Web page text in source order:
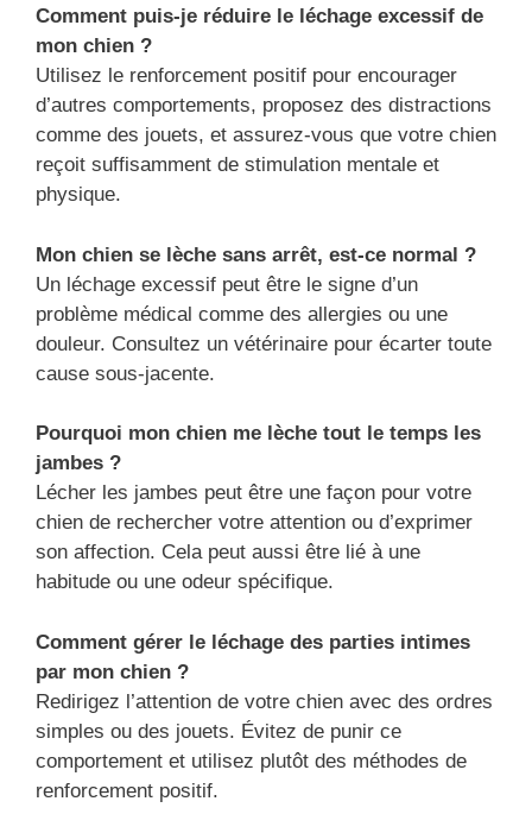
Comment puis-je réduire le léchage excessif de
mon chien ?
Utilisez le renforcement positif pour encourager
d’autres comportements, proposez des distractions
comme des jouets, et assurez-vous que votre chien
reçoit suffisamment de stimulation mentale et
physique.
Mon chien se lèche sans arrêt, est-ce normal ?
Un léchage excessif peut être le signe d’un
problème médical comme des allergies ou une
douleur. Consultez un vétérinaire pour écarter toute
cause sous-jacente.
Pourquoi mon chien me lèche tout le temps les
jambes ?
Lécher les jambes peut être une façon pour votre
chien de rechercher votre attention ou d’exprimer
son affection. Cela peut aussi être lié à une
habitude ou une odeur spécifique.
Comment gérer le léchage des parties intimes
par mon chien ?
Redirigez l’attention de votre chien avec des ordres
simples ou des jouets. Évitez de punir ce
comportement et utilisez plutôt des méthodes de
renforcement positif.